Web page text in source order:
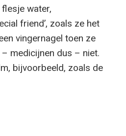
water,
friend’, zoals ze het
vingernagel toen ze
medicijnen dus – niet.
bijvoorbeeld, zoals de